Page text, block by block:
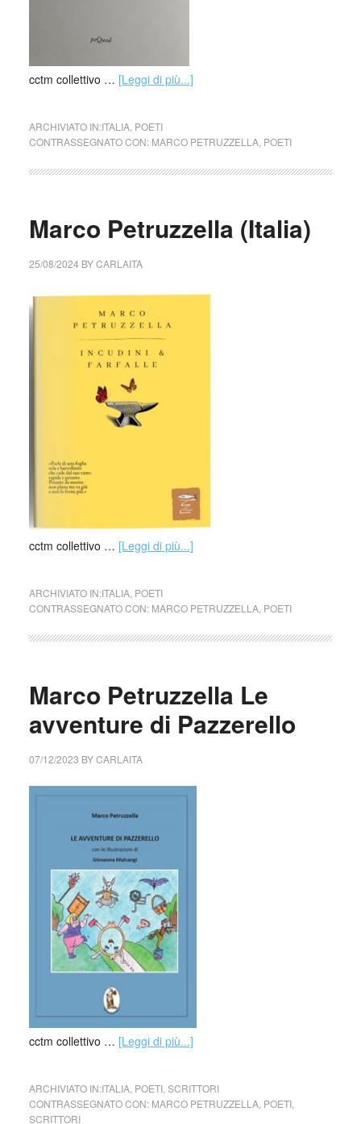
cctm collettivo … [Leggi di più...]
ARCHIVIATO IN:ITALIA, POETI
CONTRASSEGNATO CON: MARCO PETRUZZELLA, POETI
Marco Petruzzella (Italia)
25/08/2024 BYCARLAITA
cctm collettivo … [Leggi di più...]
ARCHIVIATO IN:ITALIA, POETI
CONTRASSEGNATO CON: MARCO PETRUZZELLA, POETI
Marco Petruzzella Le
avventure di Pazzerello
07/12/2023 BYCARLAITA
cctm collettivo … [Leggi di più...]
ARCHIVIATO IN:ITALIA, POETI, SCRITTORI
CONTRASSEGNATO CON: MARCO PETRUZZELLA, POETI,
SCRITTORI